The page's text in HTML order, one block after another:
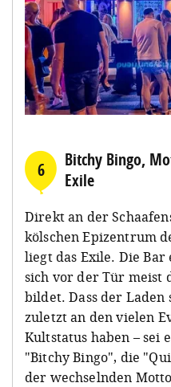
6
Bitchy Bingo,
Exile
Direkt an der
kölschen Epizentrum
liegt das Exile. Die
sich vor der Tür meist
bildet. Dass der
zuletzt an den vielen
Kultstatus haben – sei
"Bitchy Bingo", die
der wechselnden